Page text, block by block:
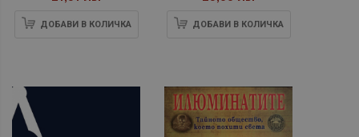
ДОБАВИ В КОЛИЧКА ДОБАВИ В КОЛИЧКА